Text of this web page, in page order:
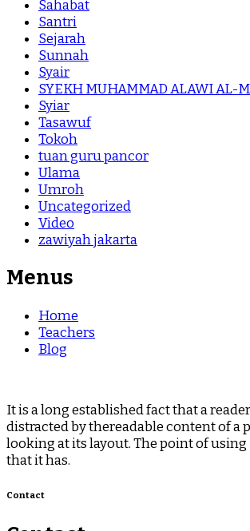
Sahabat
Santri
Sejarah
Sunnah
Syair
SYEKH MUHAMMAD ALAWI AL-
Syiar
Tasawuf
Tokoh
tuan guru pancor
Ulama
Umroh
Uncategorized
Video
zawiyah jakarta
Menus
Home
Teachers
Blog
It is a long established fact that a
distracted by thereadable content of a
looking at its layout. The point of
that it has.
Contact